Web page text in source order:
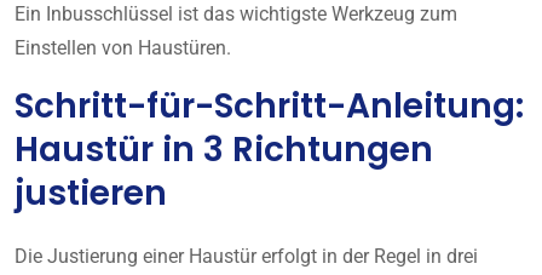
Ein Inbusschlüssel ist das wichtigste Werkzeug zum
Einstellen von Haustüren.
Schritt-für-Schritt-Anleitung:
Haustür in 3 Richtungen
justieren
Die Justierung einer Haustür erfolgt in der Regel in drei